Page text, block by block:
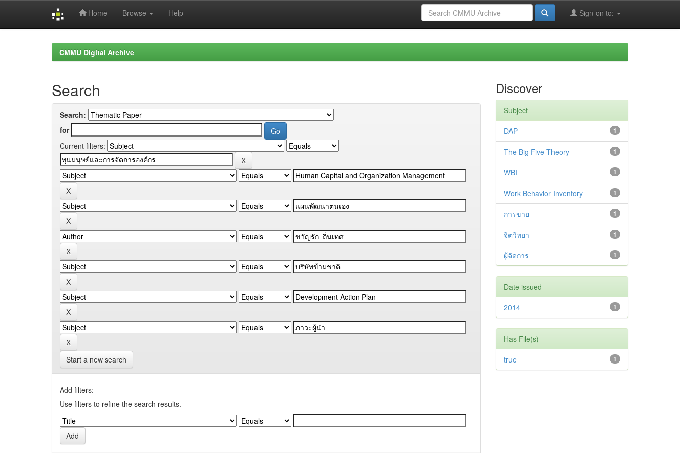
Home Browse Help Sign on to:
CMMU Digital Archive
Search
Search:
for
Current filters:
Start a new search
Add filters:
Use filters to refine the search results.
Discover
Subject
1
DAP
1
The Big Five Theory
1
WBI
1
Work Behavior Inventory
1
การขาย
1
จิตวิทยา
1
ผู้จัดการ
Date issued
1
2014
Has File(s)
1
true